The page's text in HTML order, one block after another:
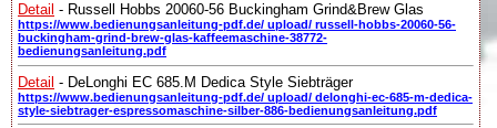
Detail - Russell Hobbs 20060-56 Buckingham Grind&Brew Glas
https://www.bedienungsanleitung-pdf.de/ upload/ russell-hobbs-20060-56-
buckingham-grind-brew-glas-kaffeemaschine-38772-
bedienungsanleitung.pdf
Detail - DeLonghi EC 685.M Dedica Style Siebträger
https://www.bedienungsanleitung-pdf.de/ upload/ delonghi-ec-685-m-dedica-
style-siebtrager-espressomaschine-silber-886-bedienungsanleitung.pdf